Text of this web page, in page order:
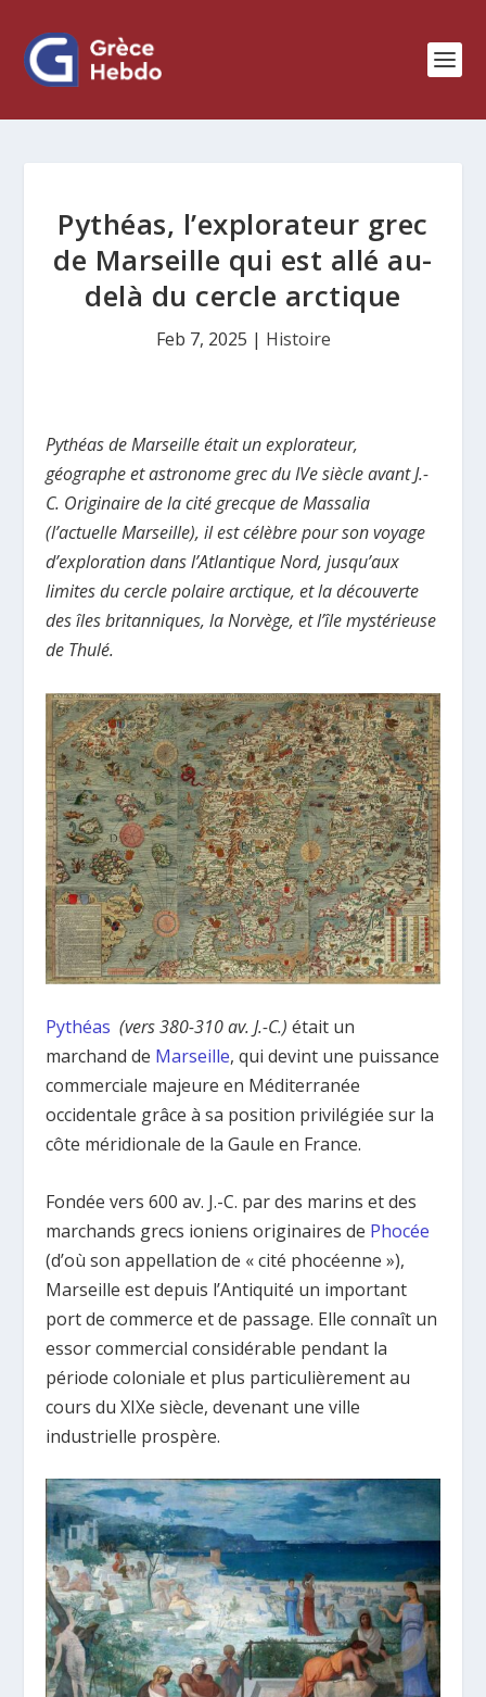
Pythéas, l’explorateur grec
de Marseille qui est allé au-
delà du cercle arctique
Feb 7, 2025 | Histoire
Pythéas de Marseille était un explorateur,
géographe et astronome grec du IVe siècle avant J.-
C. Originaire de la cité grecque de Massalia
(l’actuelle Marseille), il est célèbre pour son voyage
d’exploration dans l’Atlantique Nord, jusqu’aux
limites du cercle polaire arctique, et la découverte
des îles britanniques, la Norvège, et l’île mystérieuse
de Thulé.
Pythéas (vers 380-310 av. J.-C.)était un
marchand de Marseille, qui devint une puissance
commerciale majeure en Méditerranée
occidentale grâce à sa position privilégiée sur la
côte méridionale de la Gaule en France.
Fondée vers 600 av. J.-C. par des marins et des
marchands grecs ioniens originaires de Phocée
(d’où son appellation de « cité phocéenne »),
Marseille est depuis l’Antiquité un important
port de commerce et de passage. Elle connaît un
essor commercial considérable pendant la
période coloniale et plus particulièrement au
cours du XIXe siècle, devenant une ville
industrielle prospère.